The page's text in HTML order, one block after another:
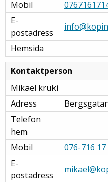
Mobil
E-
postadress
Hemsida
Kontaktperson
Mikael kruki
Adress
Telefon
hem
Mobil
076-716 17
E-
postadress